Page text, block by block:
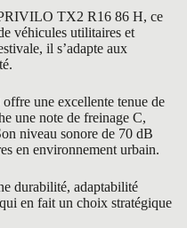
TX2 R16 86 H, ce
véhicules utilitaires et
il s’adapte aux
une excellente tenue de
une note de freinage C,
niveau sonore de 70 dB
en environnement urbain.
durabilité, adaptabilité
en fait un choix stratégique